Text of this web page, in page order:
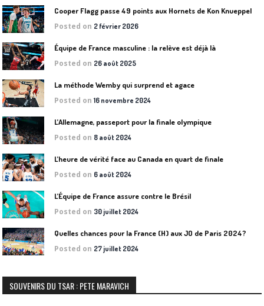
Cooper Flagg passe 49 points aux Hornets de Kon Knueppel
Posted on 2 février 2026
Équipe de France masculine : la relève est déjà là
Posted on 26 août 2025
La méthode Wemby qui surprend et agace
Posted on16 novembre 2024
L’Allemagne, passeport pour la finale olympique
Posted on 8 août 2024
L’heure de vérité face au Canada en quart de finale
Posted on 6 août 2024
L’Équipe de France assure contre le Brésil
Posted on 30 juillet 2024
Quelles chances pour la France (H) aux JO de Paris 2024?
Posted on 27 juillet 2024
SOUVENIRS DU TSAR : PETE MARAVICH